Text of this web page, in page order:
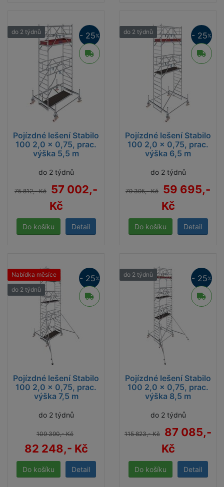
Pojízdné lešení Stabilo
100 2,0 x 0,75, prac.
výška 5,5 m
do 2 týdnů
do 2 týdnů
75 812,- Kč
57 002,-
Kč
Detail
- 25%
Pojízdné lešení Stabilo
100 2,0 x 0,75, prac.
výška 6,5 m
do 2 týdnů
do 2 týdnů
79 395,- Kč
59 695,-
Kč
Detail
- 25%
Pojízdné lešení Stabilo
100 2,0 x 0,75, prac.
výška 7,5 m
Nabídka měsíce
do 2 týdnů
do 2 týdnů
109 390,- Kč
82 248,- Kč
Detail
- 25%
Pojízdné lešení Stabilo
100 2,0 x 0,75, prac.
výška 8,5 m
do 2 týdnů
do 2 týdnů
115 823,- Kč
87 085,-
Kč
Detail
- 25%